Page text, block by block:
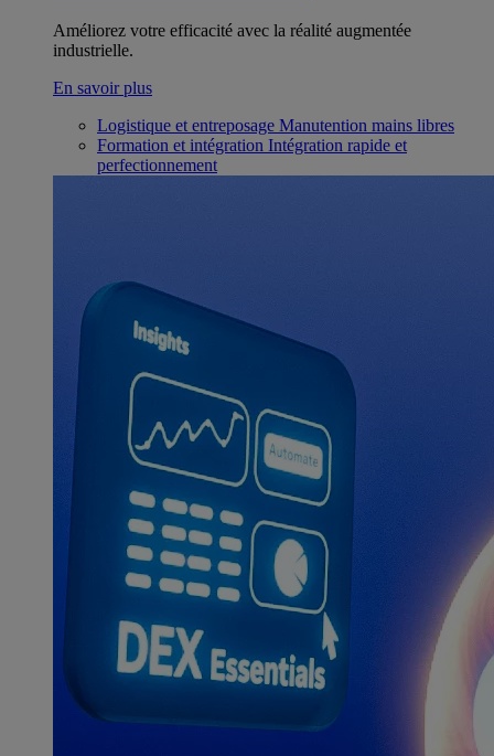
Améliorez votre efficacité avec la réalité augmentée
industrielle.
En savoir plus
Logistique et entreposage Manutention mains libres
Formation et intégration Intégration rapide et
perfectionnement